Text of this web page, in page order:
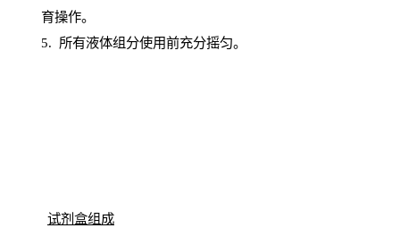
育操作。
5. 所有液体组分使用前充分摇匀。
试剂盒组成